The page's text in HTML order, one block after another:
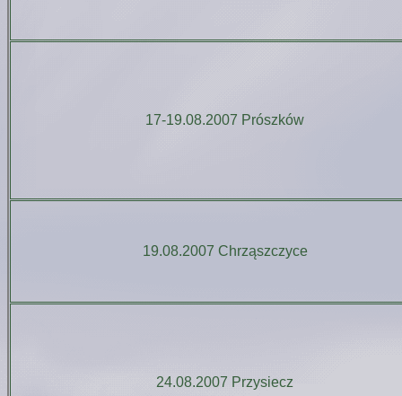
17-19.08.2007 Prószków
19.08.2007 Chrząszczyce
24.08.2007 Przysiecz